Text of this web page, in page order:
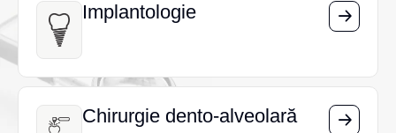
Implantologie
Implantologie
Chirurgie dento-alveolară
Chirurgie dento-alveolară